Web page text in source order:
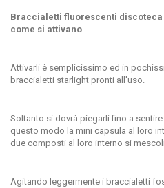
Braccialetti fluorescenti
come si attivano
Attivarli è semplicissimo ed in
braccialetti starlight pronti all'uso.
Soltanto si dovrà piegarli fino a
questo modo la mini capsula al loro
due composti al loro interno si
Agitando leggermente i braccialetti